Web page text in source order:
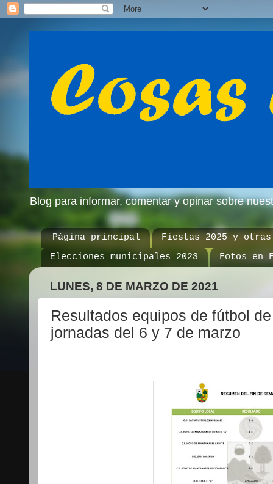
Blog para informar, comentar y opinar sobre
Página principal
Fiestas 2025 y otras
Elecciones municipales 2023
Fotos en
LUNES, 8 DE MARZO DE 2021
Resultados equipos de fútbol
jornadas del 6 y 7 de marzo